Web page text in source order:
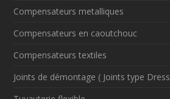
Compensateurs metalliques
Compensateurs en caoutchouc
Compensateurs textiles
Joints de démontage ( Joints type